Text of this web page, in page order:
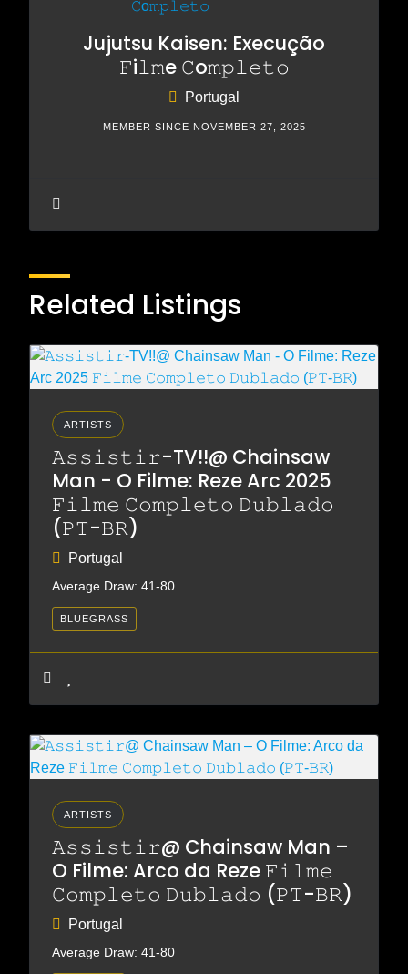
Jujutsu Kaisen: Execução
𝙵i𝚕𝚖e 𝙲o𝚖𝚙𝚕𝚎𝚝𝚘
Portugal
MEMBER SINCE NOVEMBER 27, 2025
Related Listings
ARTISTS
𝙰𝚜𝚜𝚒𝚜𝚝𝚒𝚛-TV!!@ Chainsaw
Man - O Filme: Reze Arc 2025
𝙵𝚒𝚕𝚖𝚎 𝙲𝚘𝚖𝚙𝚕𝚎𝚝𝚘 𝙳𝚞𝚋𝚕𝚊𝚍𝚘
(𝙿𝚃-𝙱𝚁)
Portugal
Average Draw: 41-80
BLUEGRASS
ARTISTS
𝙰𝚜𝚜𝚒𝚜𝚝𝚒𝚛@ Chainsaw Man –
O Filme: Arco da Reze 𝙵𝚒𝚕𝚖𝚎
𝙲𝚘𝚖𝚙𝚕𝚎𝚝𝚘 𝙳𝚞𝚋𝚕𝚊𝚍𝚘 (𝙿𝚃-𝙱𝚁)
Portugal
Average Draw: 41-80